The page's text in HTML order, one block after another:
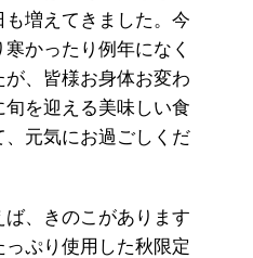
増えてきました。今
かったり例年になく
、皆様お身体お変わ
旬を迎える美味しい食
元気にお過ごしくだ
、きのこがあります
ぷり使用した秋限定